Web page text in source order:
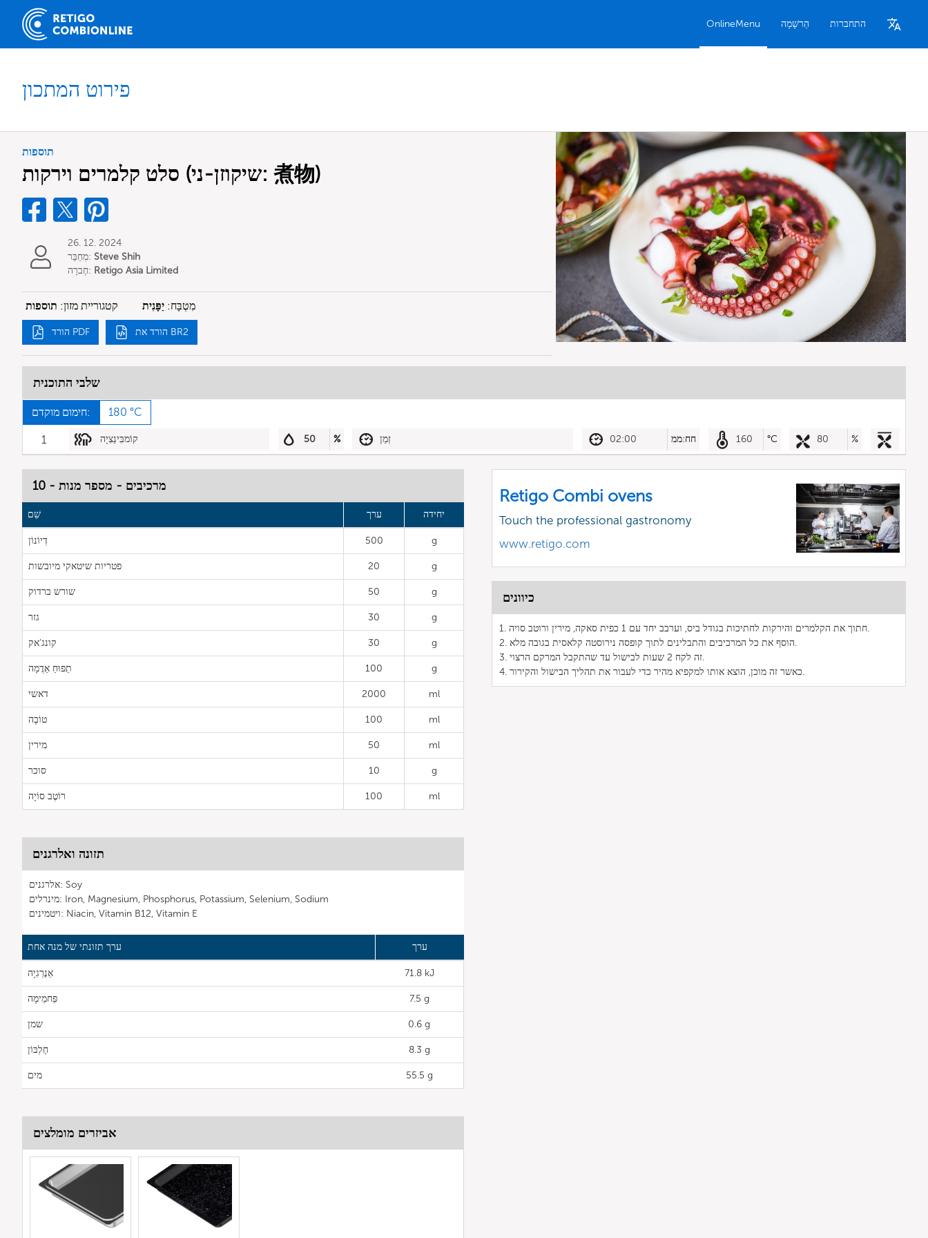
OnlineMenu הַרשָׁמָה התחברות
פירוט המתכון
תוספות
סלט קלמרים וירקות (שיקוזן-ני: 煮物)
26. 12. 2024
מְחַבֵּר: Steve Shih
חֶברָה: Retigo Asia Limited
קטגוריית מזון: תוספות מִטְבָּח: יַפָּנִית
הורד PDF הורד את BR2
שלבי התוכנית
חימום מוקדם: 180 °C
1 קוֹמבִּינַצִיָה 50 % זְמַן 02:00 חח:ממ 160 °C 80 %
מרכיבים - מספר מנות - 10
שֵׁם ערך יחידה
דְיוֹנוֹן 500 g
פטריות שיטאקי מיובשות 20 g
שורש ברדוק 50 g
גזר 30 g
קונג'אק 30 g
תַפּוּחַ אַדֲמָה 100 g
דאשי 2000 ml
טוֹבָה 100 ml
מירין 50 ml
סוכר 10 g
רוֹטֶב סוֹיָה 100 ml
תזונה ואלרגנים
אלרגנים: Soy
מינרלים: Iron, Magnesium, Phosphorus, Potassium, Selenium, Sodium
ויטמינים: Niacin, Vitamin B12, Vitamin E
ערך תזונתי של מנה אחת ערך
אֵנֶרְגִיָה 71.8 kJ
פַּחמֵימָה 7.5 g
שמן 0.6 g
חֶלְבּוֹן 8.3 g
מים 55.5 g
Retigo Combi ovens
Touch the professional gastronomy
www.retigo.com
כיוונים
1. חתוך את הקלמרים והירקות לחתיכות בגודל ביס, וערבב יחד עם 1 כפית סאקה, מירין ורוטב סויה.
2. הוסף את כל המרכיבים והתבלינים לתוך קופסה נירוסטה קלאסית בגובה מלא.
3. זה לקח 2 שעות לבישול עד שהתקבל המרקם הרצוי.
4. כאשר זה מוכן, הוצא אותו למקפיא מהיר כדי לעבור את תהליך הבישול והקירור.
אביזרים מומלצים